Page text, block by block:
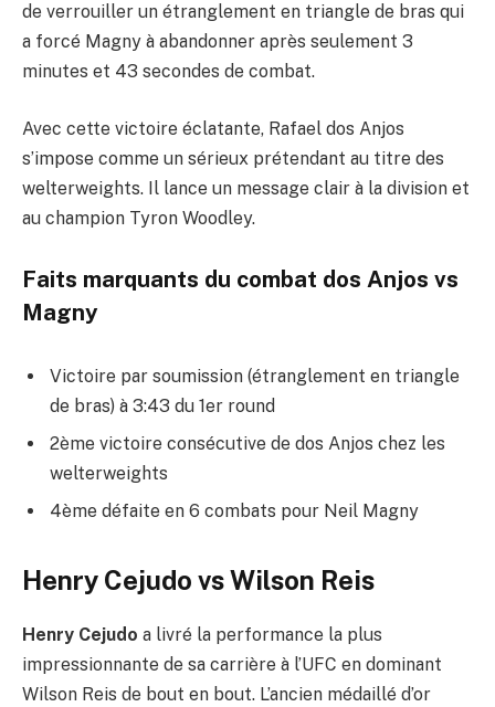
de verrouiller un étranglement en triangle de bras qui
a forcé Magny à abandonner après seulement 3
minutes et 43 secondes de combat.
Avec cette victoire éclatante, Rafael dos Anjos
s’impose comme un sérieux prétendant au titre des
welterweights. Il lance un message clair à la division et
au champion Tyron Woodley.
Faits marquants du combat dos Anjos vs
Magny
Victoire par soumission (étranglement en triangle
de bras) à 3:43 du 1er round
2ème victoire consécutive de dos Anjos chez les
welterweights
4ème défaite en 6 combats pour Neil Magny
Henry Cejudo vs Wilson Reis
Henry Cejudo a livré la performance la plus
impressionnante de sa carrière à l’UFC en dominant
Wilson Reis de bout en bout. L’ancien médaillé d’or